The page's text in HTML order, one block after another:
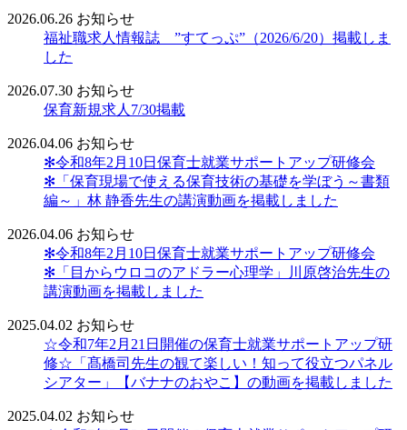
2026.06.26 お知らせ
福祉職求人情報誌 ”すてっぷ”（2026/6/20）掲載しま
した
2026.07.30 お知らせ
保育新規求人7/30掲載
2026.04.06 お知らせ
✻令和8年2月10日保育士就業サポートアップ研修会
✻「保育現場で使える保育技術の基礎を学ぼう～書類
編～」林 静香先生の講演動画を掲載しました
2026.04.06 お知らせ
✻令和8年2月10日保育士就業サポートアップ研修会
✻「目からウロコのアドラー心理学」川原啓治先生の
講演動画を掲載しました
2025.04.02 お知らせ
☆令和7年2月21日開催の保育士就業サポートアップ研
修☆「髙橋司先生の観て楽しい！知って役立つパネル
シアター」【バナナのおやこ】の動画を掲載しました
2025.04.02 お知らせ